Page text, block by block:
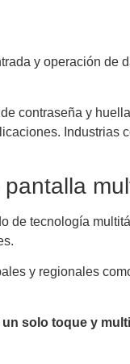
y operación de
contraseña y
Industrias
de tecnología
y regionales
solo toque y